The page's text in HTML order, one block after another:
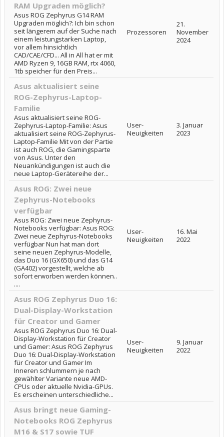
RAM Upgraden möglich?
Asus ROG Zephyrus G14 RAM
Upgraden möglich?: Ich bin schon
seit längerem auf der Suche nach
einem leistungstarken Laptop,
vor allem hinsichtlich
CAD/CAE/CFD... All in All hat er mit
AMD Ryzen 9, 16GB RAM, rtx 4060,
1tb speicher für den Preis...
Prozessoren
21.
November
2024
Asus aktualisiert seine
ROG-Zephyrus-Laptop-
Familie
Asus aktualisiert seine ROG-
Zephyrus-Laptop-Familie: Asus
aktualisiert seine ROG-Zephyrus-
Laptop-Familie Mit von der Partie
ist auch ROG, die Gamingsparte
von Asus. Unter den
Neuankündigungen ist auch die
neue Laptop-Gerätereihe der...
User-
Neuigkeiten
3. Januar
2023
Asus ROG: Zwei neue
Zephyrus-Notebooks
verfügbar
Asus ROG: Zwei neue Zephyrus-
Notebooks verfügbar: Asus ROG:
Zwei neue Zephyrus-Notebooks
verfügbar Nun hat man dort
seine neuen Zephyrus-Modelle,
das Duo 16 (GX650) und das G14
(GA402) vorgestellt, welche ab
sofort erworben werden können..
....
User-
Neuigkeiten
16. Mai
2022
Asus ROG Zephyrus Duo 16:
Dual-Display-Workstation
für Creator und Gamer
Asus ROG Zephyrus Duo 16: Dual-
Display-Workstation für Creator
und Gamer: Asus ROG Zephyrus
Duo 16: Dual-Display-Workstation
für Creator und Gamer Im
Inneren schlummern je nach
gewählter Variante neue AMD-
CPUs oder aktuelle Nvidia-GPUs.
Es erscheinen unterschiedliche...
User-
Neuigkeiten
9. Januar
2022
Asus bringt neue Gaming-
Notebooks ROG Zephyrus
M16 & S17 sowie TUF